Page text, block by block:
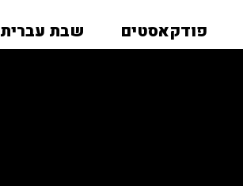
פודקאסטים שבת עברית